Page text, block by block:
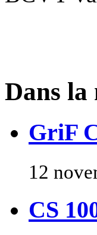
Dans la
GriF
12
CS